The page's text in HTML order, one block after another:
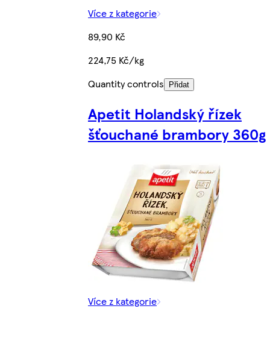
Více z kategorie
89,90 Kč
224,75 Kč/kg
Quantity controls
Přidat
Apetit Holandský řízek
šťouchané brambory 360g
Více z kategorie